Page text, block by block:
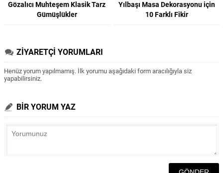
Gözalıcı Muhteşem Klasik Tarz
Gümüşlükler
Yılbaşı Masa Dekorasyonu için
10 Farklı Fikir
ZİYARETÇİ YORUMLARI
Henüz yorum yapılmamış. İlk yorumu aşağıdaki form aracılığıyla siz
yapabilirsiniz.
BİR YORUM YAZ